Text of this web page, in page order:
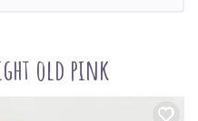
old pink